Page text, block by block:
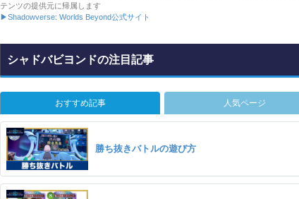
テンツの提供元に帰属します
▶Shadowverse: Worlds Beyond公式サイト
シャドバビヨンドの注目記事
おすすめ記事 人気ページ
勝ち抜きバトルの遊び方